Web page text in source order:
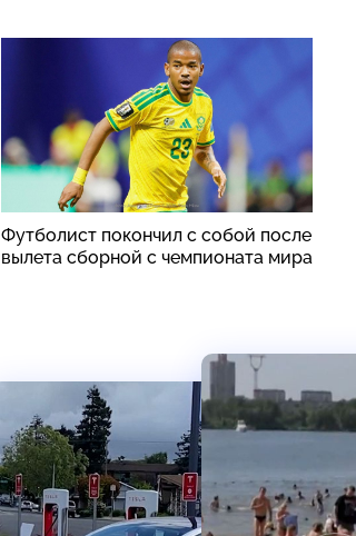
Футболист покончил с собой после
вылета сборной с чемпионата мира